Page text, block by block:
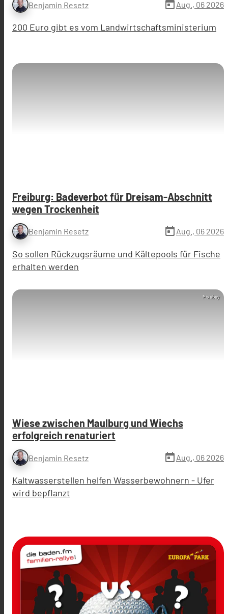
Benjamin Resetz today Aug., 06 2026
200 Euro gibt es vom Landwirtschaftsministerium
Freiburg: Badeverbot für Dreisam-Abschnitt
wegen Trockenheit
Benjamin Resetz today Aug., 06 2026
So sollen Rückzugsräume und Kältepools für Fische
erhalten werden
Pixabay
Wiese zwischen Maulburg und Wiechs
erfolgreich renaturiert
Benjamin Resetz today Aug., 06 2026
Kaltwasserstellen helfen Wasserbewohnern - Ufer
wird bepflanzt